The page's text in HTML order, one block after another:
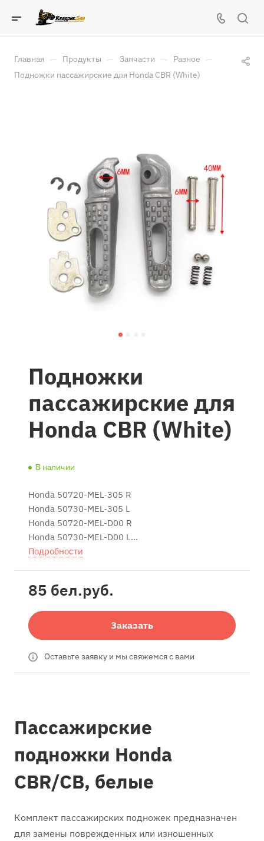
Главная — Продукты — Запчасти — Разное —
Подножки пассажирские для Honda CBR (White)
Подножки
пассажирские для
Honda CBR (White)
В наличии
Honda 50720-MEL-305 R
Honda 50730-MEL-305 L
Honda 50720-MEL-D00 R
Honda 50730-MEL-D00 L
Honda CBR600 CBR600RR 2005-2019
Honda CBR1000S 2014
Подробности
85 бел.руб.
Заказать
Оставьте заявку и мы свяжемся с вами
Пассажирские
подножки Honda
CBR/CB, белые
Комплект пассажирских подножек предназначен
для замены поврежденных или изношенных